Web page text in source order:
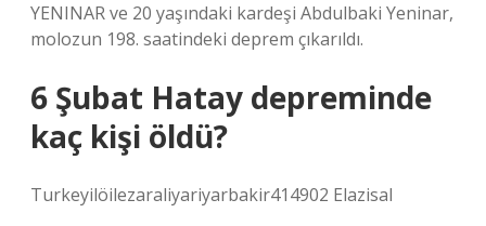
YENINAR ve 20 yaşındaki kardeşi Abdulbaki Yeninar,
molozun 198. saatindeki deprem çıkarıldı.
6 Şubat Hatay depreminde
kaç kişi öldü?
Turkeyilöilezaraliyariyarbakir414902 Elazisal